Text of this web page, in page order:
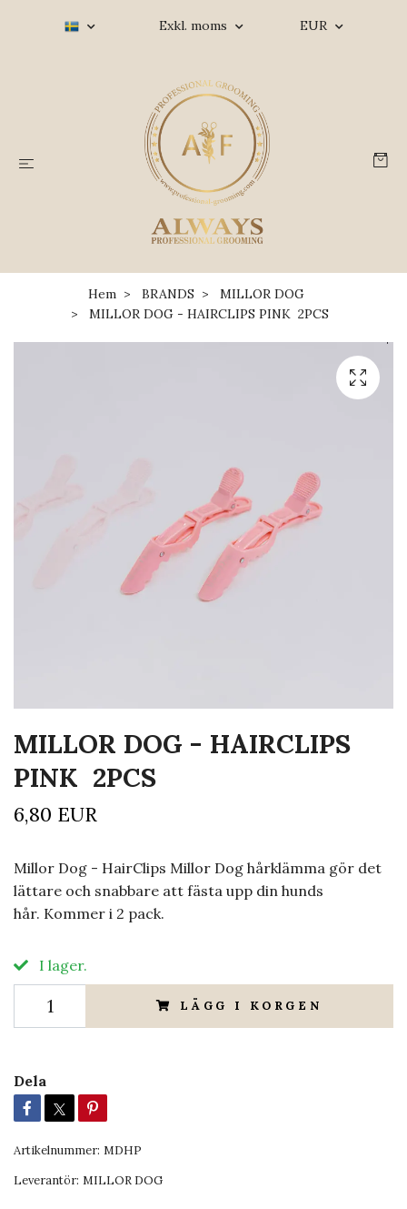
Exkl. moms EUR
Hem BRANDS
MILLOR DOG
MILLOR DOG - HAIRCLIPS PINK 2PCS
MILLOR DOG - HAIRCLIPS
PINK 2PCS
6,80 EUR
Millor Dog - HairClips Millor Dog hårklämma gör det
lättare och snabbare att fästa upp din hunds
hår. Kommer i 2 pack.
I lager.
LÄGG I KORGEN
Dela
Artikelnummer: MDHP
Leverantör: MILLOR DOG